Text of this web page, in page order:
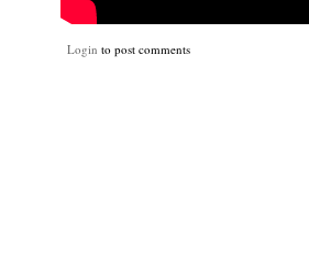
Login to post comments